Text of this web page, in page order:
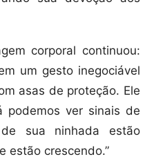
corporal continuou:
um gesto inegociável
asas de proteção. Ele
podemos ver sinais de
sua ninhada estão
estão crescendo.”